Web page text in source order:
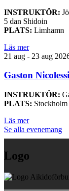
INSTRUKTÖR:
5 dan Shidoin
PLATS: Limhamn
Läs mer
21 aug - 23 aug
Gaston
INSTRUKTÖR:
PLATS: Stockholm
Läs mer
Se alla evenemang
Logo